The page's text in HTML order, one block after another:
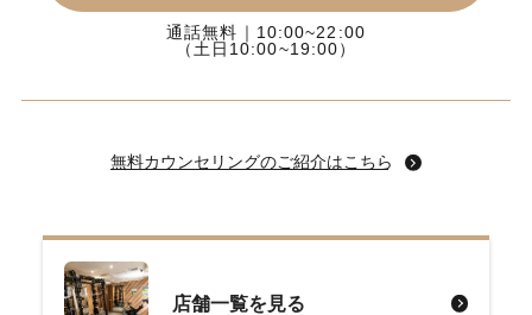
通話無料｜10:00~22:00
（土日10:00~19:00）
無料カウンセリングのご紹介はこちら
店舗一覧を見る